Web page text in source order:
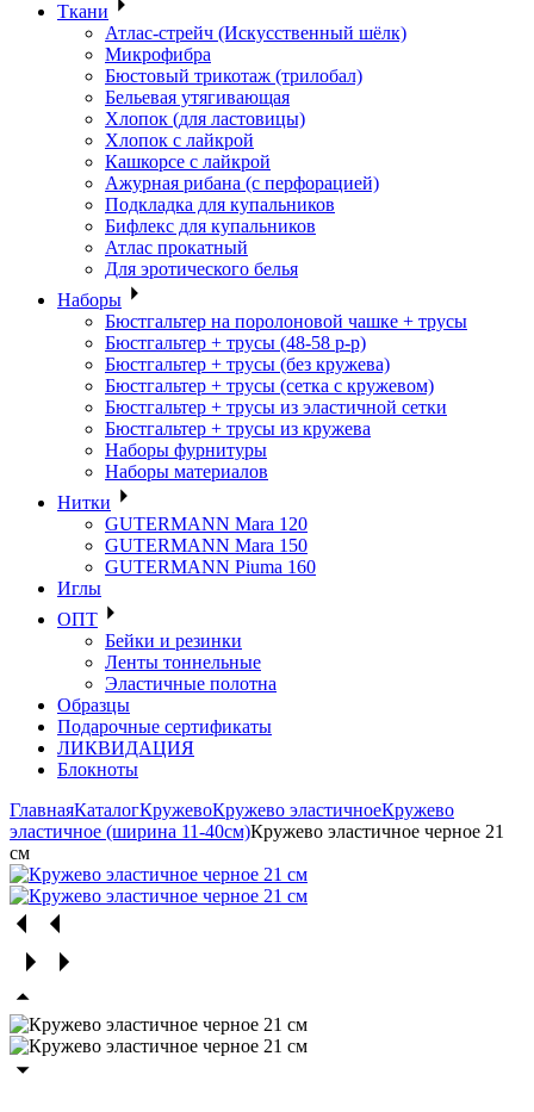
Ткани
Атлас-стрейч (Искусственный шёлк)
Микрофибра
Бюстовый трикотаж (трилобал)
Бельевая утягивающая
Хлопок (для ластовицы)
Хлопок с лайкрой
Кашкорсе с лайкрой
Ажурная рибана (с перфорацией)
Подкладка для купальников
Бифлекс для купальников
Атлас прокатный
Для эротического белья
Наборы
Бюстгальтер на поролоновой чашке + трусы
Бюстгальтер + трусы (48-58 р-р)
Бюстгальтер + трусы (без кружева)
Бюстгальтер + трусы (сетка с кружевом)
Бюстгальтер + трусы из эластичной сетки
Бюстгальтер + трусы из кружева
Наборы фурнитуры
Наборы материалов
Нитки
GUTERMANN Mara 120
GUTERMANN Mara 150
GUTERMANN Piuma 160
Иглы
ОПТ
Бейки и резинки
Ленты тоннельные
Эластичные полотна
Образцы
Подарочные сертификаты
ЛИКВИДАЦИЯ
Блокноты
ГлавнаяКаталогКружевоКружево эластичноеКружево
эластичное (ширина 11-40см)Кружево эластичное черное 21
см